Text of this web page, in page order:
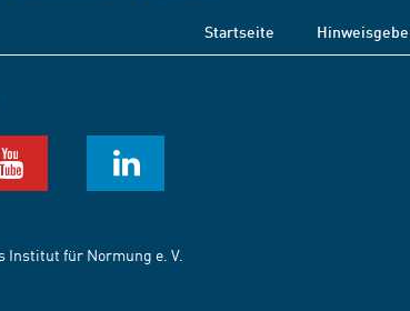
Startseite
Institut für Normung e. V.